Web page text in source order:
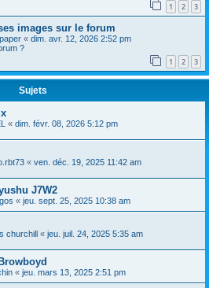
r
1 2 3
images sur le forum
« dim. avr. 12, 2026 2:52 pm
?
1 2 3
Sujets
« dim. févr. 08, 2026 5:12 pm
« ven. déc. 19, 2025 11:42 am
J7W2
« jeu. sept. 25, 2025 10:38 am
churchill « jeu. juil. 24, 2025 5:35 am
« jeu. mars 13, 2025 2:51 pm